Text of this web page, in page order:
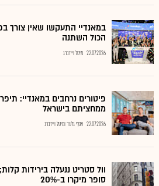
במאנדיי התעקשו שאין צורך
הכול השתנה
22.07.2026 מיטל וייזברג
ממחציתם בישראל
22.07.2026 אסף גלעד ומיטל וייזברג
סופר מיקרו ב-20%